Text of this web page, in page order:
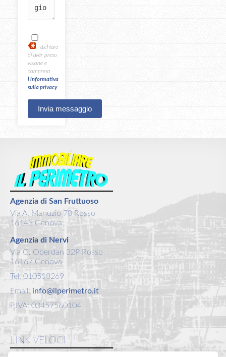
dichiaro
di aver preso
visione e
compreso
l'informativa
sulla privacy
Agenzia di San Fruttuoso
Via A. Manuzio 78 Rosso
16143 Genova
Agenzia di Nervi
Via G. Oberdan 32P Rosso
16167 Genova
Tel. 010518269
Email: info@ilperimetro.it
P.IVA: 03457560104
LINK VELOCI